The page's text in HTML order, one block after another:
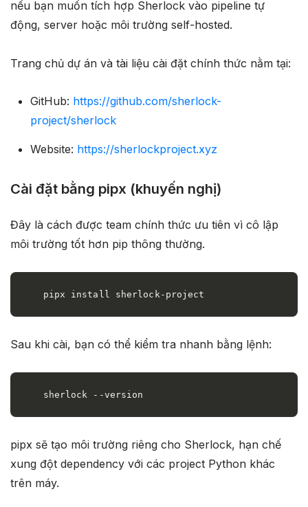
nếu bạn muốn tích hợp Sherlock vào pipeline tự
động, server hoặc môi trường self-hosted.
Trang chủ dự án và tài liệu cài đặt chính thức nằm tại:
GitHub: https://github.com/sherlock-
project/sherlock
Website: https://sherlockproject.xyz
Cài đặt bằng pipx (khuyến nghị)
Đây là cách được team chính thức ưu tiên vì cô lập
môi trường tốt hơn pip thông thường.
pipx install sherlock-project
Sau khi cài, bạn có thể kiểm tra nhanh bằng lệnh:
sherlock --version
pipx sẽ tạo môi trường riêng cho Sherlock, hạn chế
xung đột dependency với các project Python khác
trên máy.